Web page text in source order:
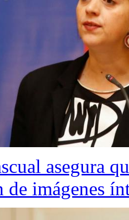
asegura
imágenes